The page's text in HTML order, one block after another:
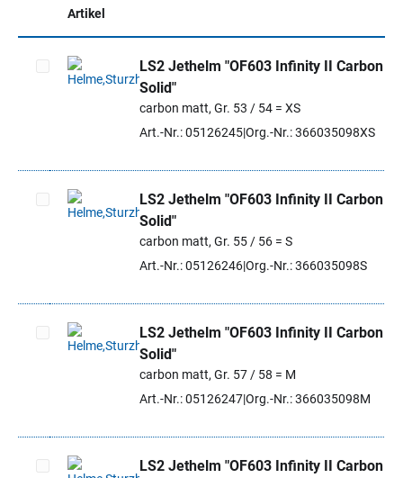
Artikel
Artikel auswählen
LS2 Jethelm "OF603 Infinity II Carbon
Solid"
carbon matt, Gr. 53 / 54 = XS
Art.-Nr.: 05126245Org.-Nr.: 366035098XS
Artikel auswählen
LS2 Jethelm "OF603 Infinity II Carbon
Solid"
carbon matt, Gr. 55 / 56 = S
Art.-Nr.: 05126246Org.-Nr.: 366035098S
Artikel auswählen
LS2 Jethelm "OF603 Infinity II Carbon
Solid"
carbon matt, Gr. 57 / 58 = M
Art.-Nr.: 05126247Org.-Nr.: 366035098M
LS2 Jethelm "OF603 Infinity II Carbon